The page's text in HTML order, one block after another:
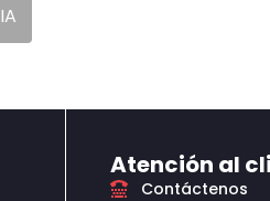
Atención al
Contáctenos